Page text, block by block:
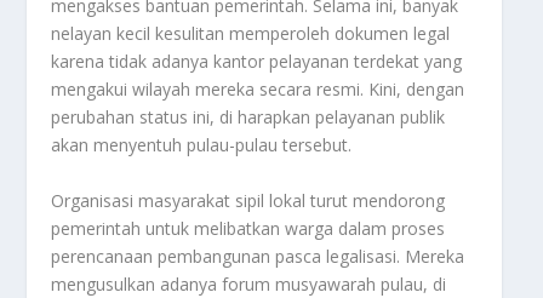
mengakses bantuan pemerintah. Selama ini, banyak
nelayan kecil kesulitan memperoleh dokumen legal
karena tidak adanya kantor pelayanan terdekat yang
mengakui wilayah mereka secara resmi. Kini, dengan
perubahan status ini, di harapkan pelayanan publik
akan menyentuh pulau-pulau tersebut.
Organisasi masyarakat sipil lokal turut mendorong
pemerintah untuk melibatkan warga dalam proses
perencanaan pembangunan pasca legalisasi. Mereka
mengusulkan adanya forum musyawarah pulau, di